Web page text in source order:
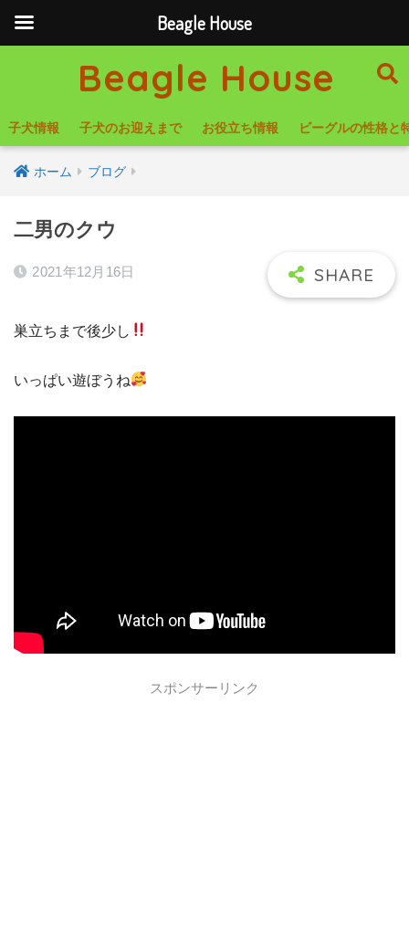
Beagle House
子犬情報 子犬のお迎えまで お役立ち情報 ビーグルの性格と
ホーム ブログ
二男のクウ
2021年12月16日
巣立ちまで後少し
いっぱい遊ぼうね
スポンサーリンク
Beagle House